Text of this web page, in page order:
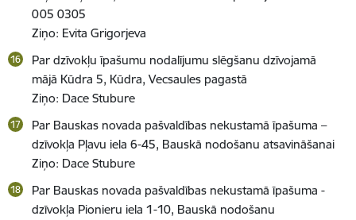
005 0305
Ziņo: Evita Grigorjeva
Par dzīvokļu īpašumu nodalījumu slēgšanu dzīvojamā
mājā Kūdra 5, Kūdra, Vecsaules pagastā
Ziņo: Dace Stubure
Par Bauskas novada pašvaldības nekustamā īpašuma –
dzīvokļa Pļavu iela 6-45, Bauskā nodošanu atsavināšanai
Ziņo: Dace Stubure
Par Bauskas novada pašvaldības nekustamā īpašuma -
dzīvokļa Pionieru iela 1-10, Bauskā nodošanu